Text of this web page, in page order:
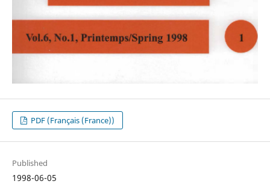
PDF (Français (France))
Published
1998-06-05